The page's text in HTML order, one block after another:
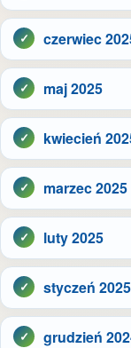
czerwiec
maj 2025
kwiecień
marzec 2025
luty 2025
styczeń 2025
grudzień